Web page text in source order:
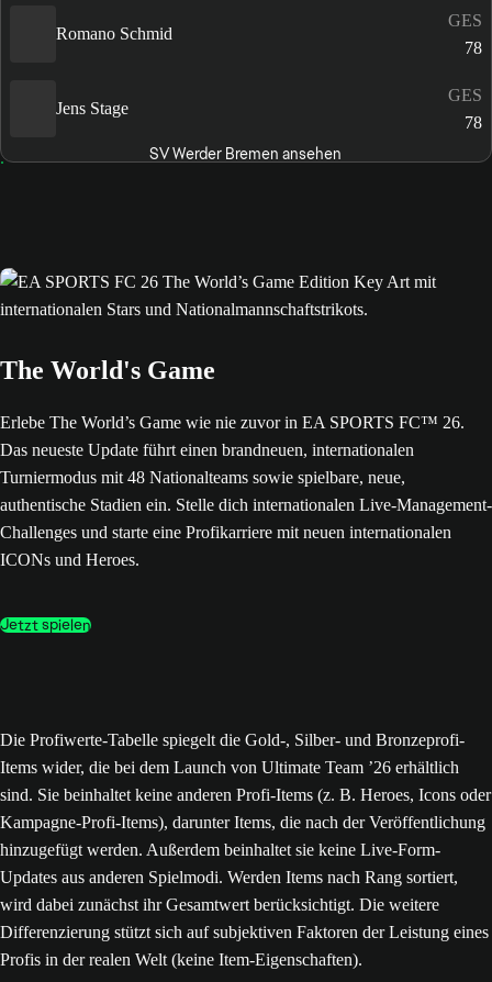
Romano Schmid
GES
78
Jens Stage
GES
78
SV Werder Bremen ansehen
The World's Game
Erlebe The World’s Game wie nie zuvor in EA SPORTS FC™ 26.
Das neueste Update führt einen brandneuen, internationalen
Turniermodus mit 48 Nationalteams sowie spielbare, neue,
authentische Stadien ein. Stelle dich internationalen Live-Management-
Challenges und starte eine Profikarriere mit neuen internationalen
ICONs und Heroes.
Jetzt spielen
Die Profiwerte-Tabelle spiegelt die Gold-, Silber- und Bronzeprofi-
Items wider, die bei dem Launch von Ultimate Team ’26 erhältlich
sind. Sie beinhaltet keine anderen Profi-Items (z. B. Heroes, Icons oder
Kampagne-Profi-Items), darunter Items, die nach der Veröffentlichung
hinzugefügt werden. Außerdem beinhaltet sie keine Live-Form-
Updates aus anderen Spielmodi. Werden Items nach Rang sortiert,
wird dabei zunächst ihr Gesamtwert berücksichtigt. Die weitere
Differenzierung stützt sich auf subjektiven Faktoren der Leistung eines
Profis in der realen Welt (keine Item-Eigenschaften).